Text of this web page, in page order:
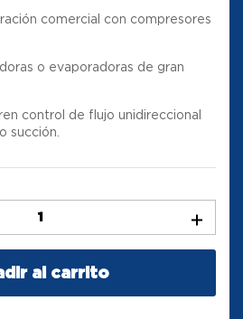
comercial con compresores
o evaporadoras de gran
control de flujo unidireccional
succión.
al carrito